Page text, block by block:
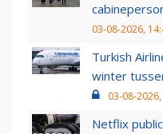
03-08-2026,
Turkish
winter
03-08-
Netflix